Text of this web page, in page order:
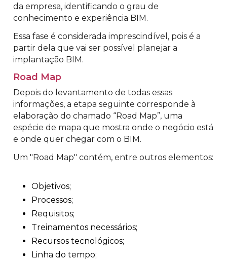
da empresa, identificando o grau de
conhecimento e experiência BIM.
Essa fase é considerada imprescindível, pois é a
partir dela que vai ser possível planejar a
implantação BIM.
Road Map
Depois do levantamento de todas essas
informações, a etapa seguinte corresponde à
elaboração do chamado “Road Map”, uma
espécie de mapa que mostra onde o negócio está
e onde quer chegar com o BIM.
Um "Road Map" contém, entre outros elementos:
Objetivos;
Processos;
Requisitos;
Treinamentos necessários;
Recursos tecnológicos;
Linha do tempo;